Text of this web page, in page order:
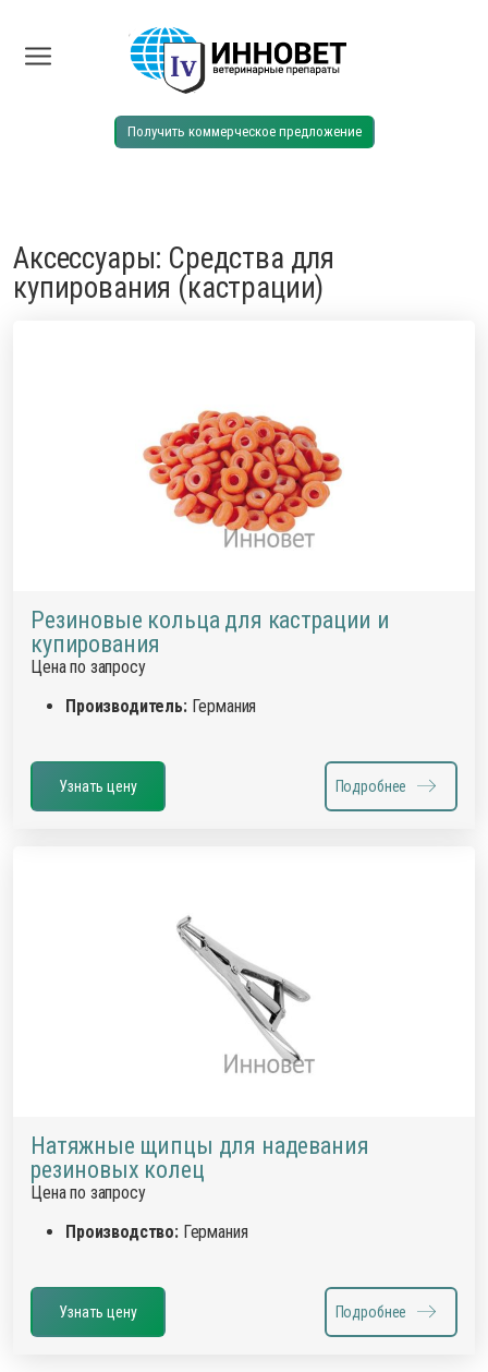
Получить коммерческое предложение
Каталог
Аксессуары: Средства для купирования
(кастрации)
Аксессуары: Средства для
купирования (кастрации)
Резиновые кольца для кастрации и
купирования
Цена по запросу
Производитель:Германия
Узнать цену Подробнее
Натяжные щипцы для надевания
резиновых колец
Цена по запросу
Производство:Германия
Узнать цену Подробнее